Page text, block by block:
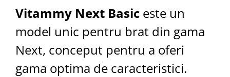
Vitammy Next Basic este un
model unic pentru brat din gama
Next, conceput pentru a oferi
gama optima de caracteristici.